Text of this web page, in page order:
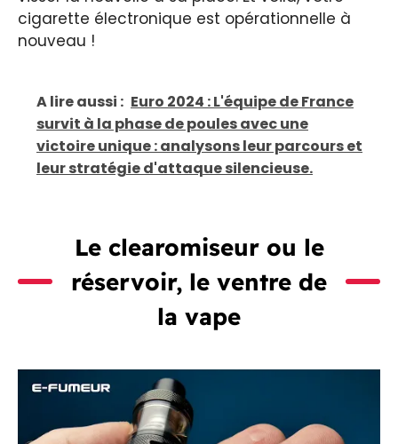
cigarette électronique est opérationnelle à
nouveau !
A lire aussi : Euro 2024 : L'équipe de France
survit à la phase de poules avec une
victoire unique : analysons leur parcours et
leur stratégie d'attaque silencieuse.
Le clearomiseur ou le
réservoir, le ventre de
la vape